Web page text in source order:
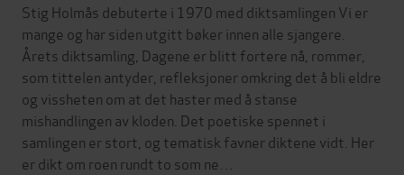
Stig Holmås debuterte i 1970 med diktsamlingen Vi er
mange og har siden utgitt bøker innen alle sjangere.
Årets diktsamling, Dagene er blitt fortere nå, rommer,
som tittelen antyder, refleksjoner omkring det å bli eldre
og vissheten om at det haster med å stanse
mishandlingen av kloden. Det poetiske spennet i
samlingen er stort, og tematisk favner diktene vidt. Her
er dikt om roen rundt to som ne…